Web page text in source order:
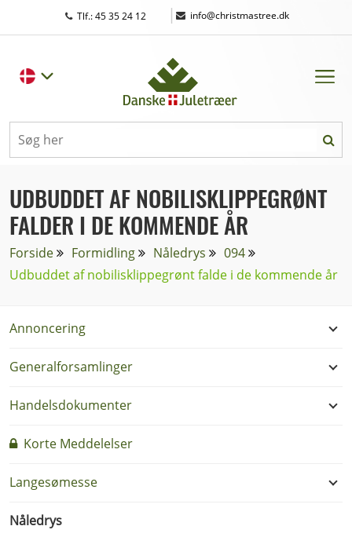
Tlf.: 45 35 24 12 | info@christmastree.dk
UDBUDDET AF NOBILISKLIPPEGRØNT
FALDER I DE KOMMENDE ÅR
Forside Formidling Nåledrys
094
Udbuddet af nobilisklippegrønt falde i de kommende år
Annoncering
Generalforsamlinger
Handelsdokumenter
Korte Meddelelser
Langesømesse
Nåledrys